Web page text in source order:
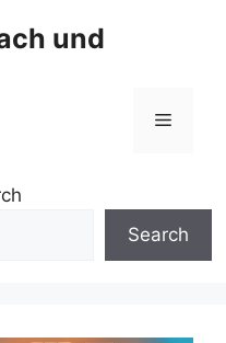
und
Menü
Search